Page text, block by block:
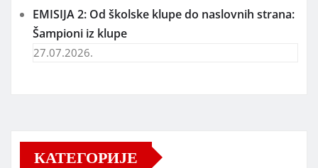
EMISIJA 2: Od školske klupe do naslovnih strana:
Šampioni iz klupe
27.07.2026.
КАТЕГОРИЈЕ